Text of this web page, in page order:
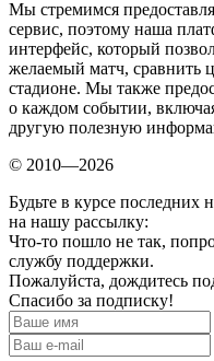
Мы стремимся
сервис, поэтому наша
интерфейс, который
желаемый матч, сравнить
стадионе. Мы также
о каждом событии,
другую полезную
© 2010—2026
Будьте в курсе последних
на нашу рассылку:
Что-то пошло не так,
службу поддержки.
Пожалуйста, дождитесь
Спасибо за подписку!